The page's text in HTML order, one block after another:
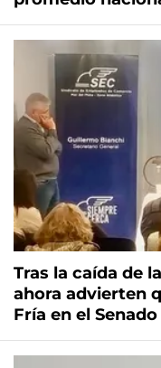
Tras la caída de
ahora advierten
Fría en el Senado